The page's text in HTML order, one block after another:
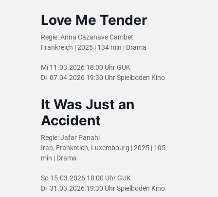
Love Me Tender
Regie: Anna Cazanave Cambet
Frankreich | 2025 | 134 min | Drama
Mi 11.03.2026 18:00 Uhr GUK
Di 07.04.2026 19:30 Uhr Spielboden Kino
It Was Just an
Accident
Regie: Jafar Panahi
Iran, Frankreich, Luxembourg | 2025 | 105
min | Drama
So 15.03.2026 18:00 Uhr GUK
Di 31.03.2026 19:30 Uhr Spielboden Kino